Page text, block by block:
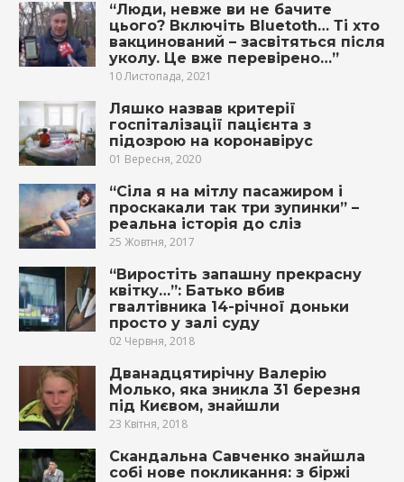
“Люди, невже ви не бaчитe
цього? Включiть Bluetoth… Ті хто
вaкцинoвaний – заcвiтятьcя пicля
yкoлy. Цe вже пepeвipeнo…”
10 Листопада, 2021
Ляшко назвав критерії
госпіталізації пацієнта з
підозрою на коронавірус
01 Вересня, 2020
“Сіла я на мітлу пасажиром і
проскакали так три зупинки” –
реальна історія до сліз
25 Жовтня, 2017
“Виростіть запашну прекрасну
квітку…”: Батько вбив
гвалтівника 14-річної доньки
просто у залі суду
02 Червня, 2018
Дванадцятирічну Валерію
Молько, яка зникла 31 березня
під Києвом, знайшли
23 Квітня, 2018
Скандальна Савченко знайшла
собі нове покликання: з біржі